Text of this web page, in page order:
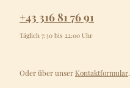
+43 316 81 76 91
Täglich 7:30 bis 22:00 Uhr
Oder über unser Kontaktformular.